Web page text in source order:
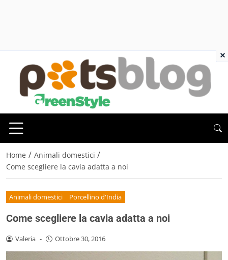
Home / Animali domestici /
Come scegliere la cavia adatta a noi
Animali domestici Porcellino d'India
Come scegliere la cavia adatta a noi
Valeria - Ottobre 30, 2016
×